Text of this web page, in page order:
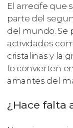
El arrecife que
parte del
del mundo. Se
actividades
cristalinas y la
lo convierten
amantes del
¿Hace falta